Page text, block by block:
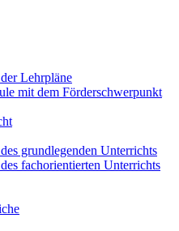
Lehrpläne
mit dem Förderschwerpunkt
grundlegenden Unterrichts
fachorientierten Unterrichts